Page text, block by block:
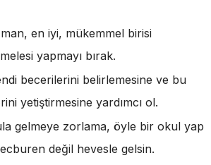
en iyi, mükemmel birisi
yapmayı bırak.
becerilerini belirlemesine ve bu
yetiştirmesine yardımcı ol.
gelmeye zorlama, öyle bir okul yap
değil hevesle gelsin.